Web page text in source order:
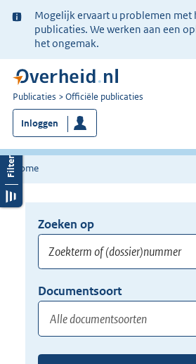
Ter
informatie:
Mogelijk ervaart u problemen met
publicaties. We werken aan een
het ongemak.
U
bent
nu
hier:
Publicaties Officiële publicaties
Inloggen
Home
Opnieuw
zoeken:
Zoeken op
of
(dossier)nummer
hier
uw
zoekterm
of
Documentsoort